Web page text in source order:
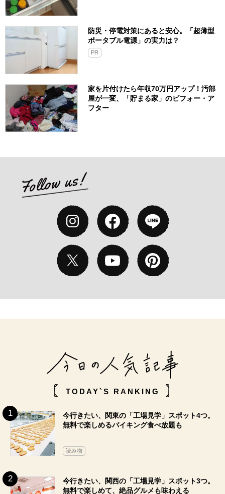
防災・停電対策にあると安心。「超薄型
ポータブル電源」の実力は？​
PR
家を片付けたら年収70万円アップ！汚部
屋が一変、「貯まる家」のビフォー・ア
フター
TODAY`S RANKING
今行きたい、関東の「工場見学」スポット4つ。
無料で楽しめるバイキング食べ放題も
読み物
今行きたい、関西の「工場見学」スポット3つ。
無料で楽しめて、絶品グルメも味わえる